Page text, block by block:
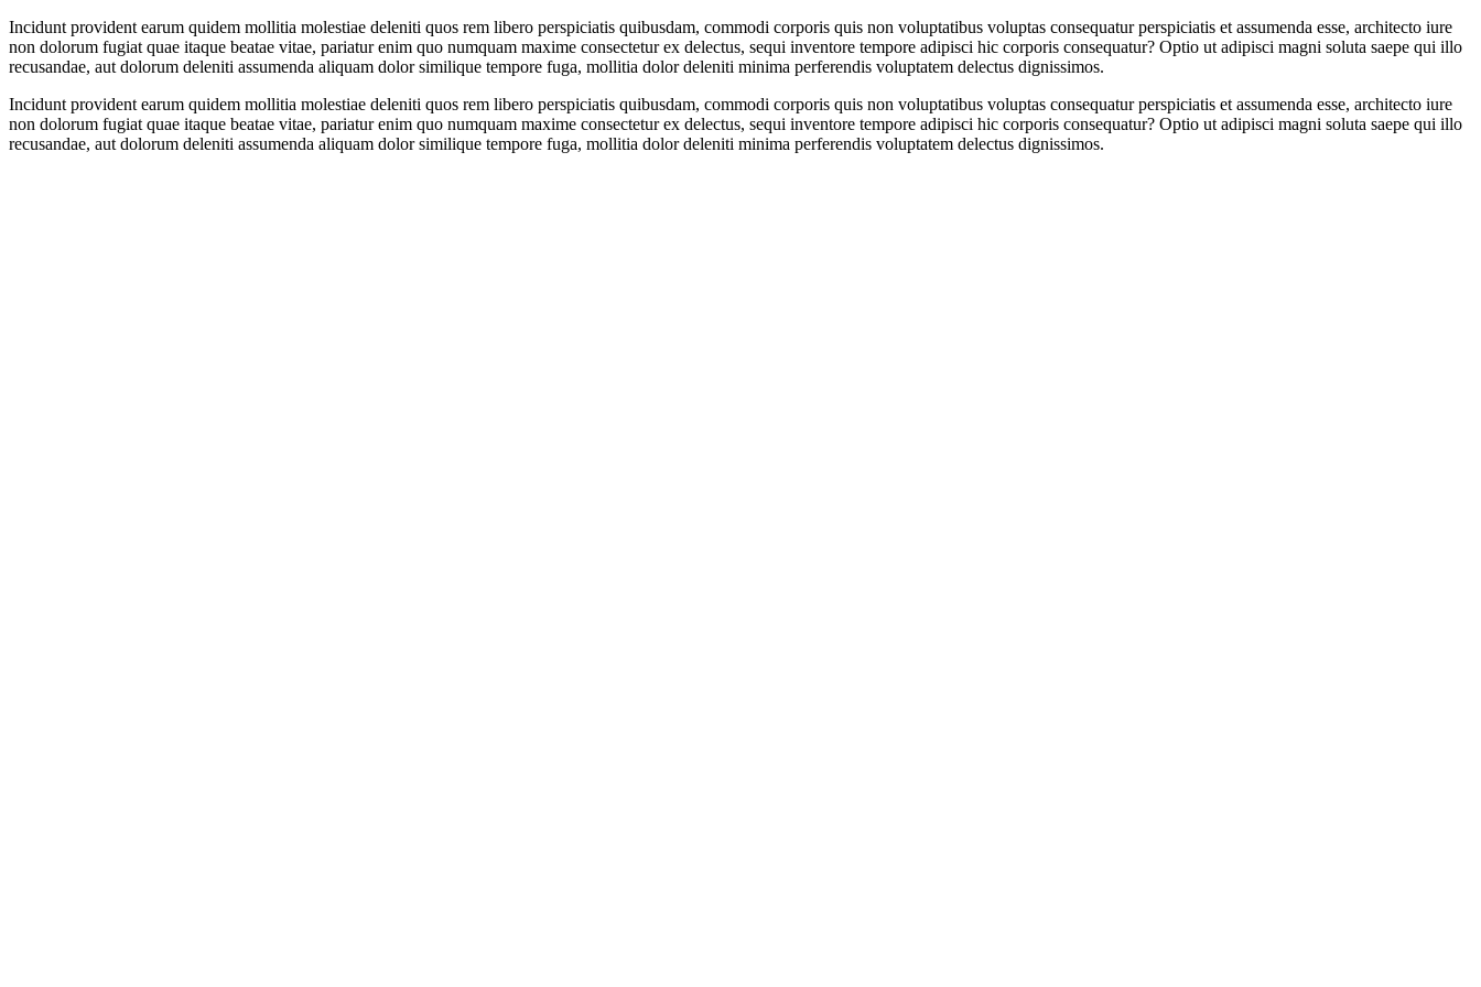
Incidunt provident earum quidem mollitia molestiae deleniti quos rem libero perspiciatis quibusdam, commodi corporis quis non voluptatibus voluptas consequatur perspiciatis et assumenda esse, architecto iure
non dolorum fugiat quae itaque beatae vitae, pariatur enim quo numquam maxime consectetur ex delectus, sequi inventore tempore adipisci hic corporis consequatur? Optio ut adipisci magni soluta saepe qui illo
recusandae, aut dolorum deleniti assumenda aliquam dolor similique tempore fuga, mollitia dolor deleniti minima perferendis voluptatem delectus dignissimos.
Incidunt provident earum quidem mollitia molestiae deleniti quos rem libero perspiciatis quibusdam, commodi corporis quis non voluptatibus voluptas consequatur perspiciatis et assumenda esse, architecto iure
non dolorum fugiat quae itaque beatae vitae, pariatur enim quo numquam maxime consectetur ex delectus, sequi inventore tempore adipisci hic corporis consequatur? Optio ut adipisci magni soluta saepe qui illo
recusandae, aut dolorum deleniti assumenda aliquam dolor similique tempore fuga, mollitia dolor deleniti minima perferendis voluptatem delectus dignissimos.